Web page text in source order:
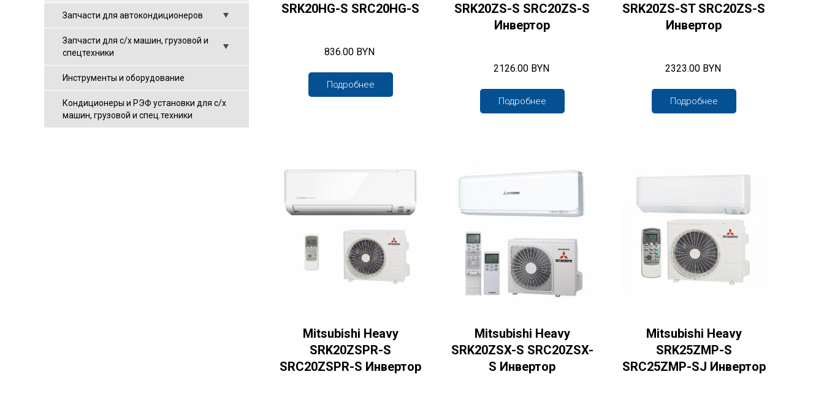
Запчасти для автокондиционеров
Запчасти для с/х машин, грузовой и
спецтехники
Инструменты и оборудование
Кондиционеры и РЭФ установки для с/х
машин, грузовой и спец.техники
SRK20HG-S SRC20HG-S
836.00 BYN
Подробнее
SRK20ZS-S SRC20ZS-S
Инвертор
2126.00 BYN
Подробнее
SRK20ZS-ST SRC20ZS-S
Инвертор
2323.00 BYN
Подробнее
Mitsubishi Heavy
SRK20ZSPR-S
SRC20ZSPR-S Инвертор
Mitsubishi Heavy
SRK20ZSX-S SRC20ZSX-
S Инвертор
Mitsubishi Heavy
SRK25ZMP-S
SRC25ZMP-SJ Инвертор